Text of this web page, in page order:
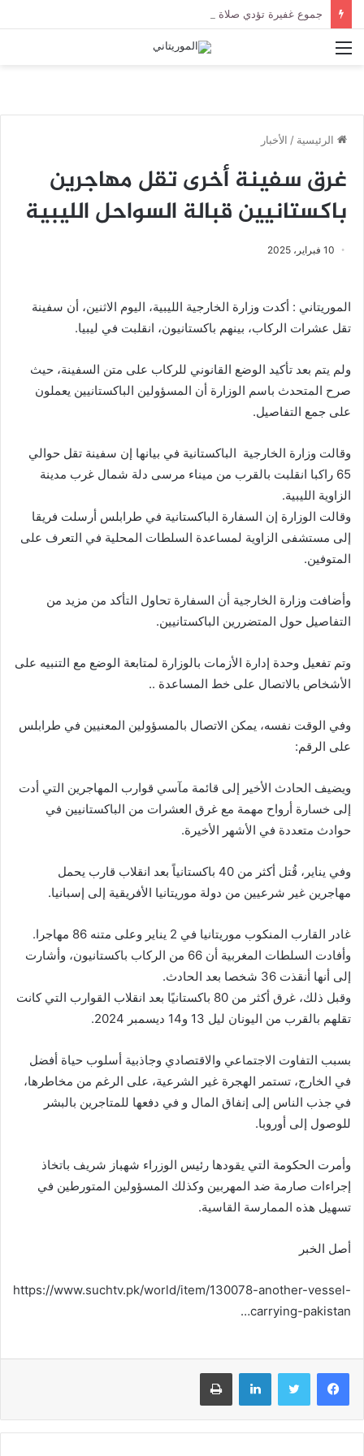
القائمة
الرئيسية / الأخبار
غرق سفينة أخرى تقل مهاجرين
باكستانيين قبالة السواحل الليبية
10 فبراير، 2025
الموريتاني : أكدت وزارة الخارجية الليبية، اليوم الاثنين، أن سفينة
تقل عشرات الركاب، بينهم باكستانيون، انقلبت في ليبيا.
ولم يتم بعد تأكيد الوضع القانوني للركاب على متن السفينة، حيث
صرح المتحدث باسم الوزارة أن المسؤولين الباكستانيين يعملون
على جمع التفاصيل.
وقالت وزارة الخارجية الباكستانية في بيانها إن سفينة تقل حوالي
65 راكبا انقلبت بالقرب من ميناء مرسى دلة شمال غرب مدينة
الزاوية الليبية.
وقالت الوزارة إن السفارة الباكستانية في طرابلس أرسلت فريقا
إلى مستشفى الزاوية لمساعدة السلطات المحلية في التعرف على
المتوفين.
وأضافت وزارة الخارجية أن السفارة تحاول التأكد من مزيد من
التفاصيل حول المتضررين الباكستانيين.
وتم تفعيل وحدة إدارة الأزمات بالوزارة لمتابعة الوضع مع التنبيه على
الأشخاص بالاتصال على خط المساعدة ..
وفي الوقت نفسه، يمكن الاتصال بالمسؤولين المعنيين في طرابلس
على الرقم:
ويضيف الحادث الأخير إلى قائمة مآسي قوارب المهاجرين التي أدت
إلى خسارة أرواح مهمة مع غرق العشرات من الباكستانيين في
حوادث متعددة في الأشهر الأخيرة.
وفي يناير، قُتل أكثر من 40 باكستانياً بعد انقلاب قارب يحمل
مهاجرين غير شرعيين من دولة موريتانيا الأفريقية إلى إسبانيا.
غادر القارب المنكوب موريتانيا في 2 يناير وعلى متنه 86 مهاجرا.
وأفادت السلطات المغربية أن 66 من الركاب باكستانيون، وأشارت
إلى أنها أنقذت 36 شخصا بعد الحادث.
وقبل ذلك، غرق أكثر من 80 باكستانيًا بعد انقلاب القوارب التي كانت
تقلهم بالقرب من اليونان ليل 13 و14 ديسمبر 2024.
بسبب التفاوت الاجتماعي والاقتصادي وجاذبية أسلوب حياة أفضل
في الخارج، تستمر الهجرة غير الشرعية، على الرغم من مخاطرها،
في جذب الناس إلى إنفاق المال و في دفعها للمتاجرين بالبشر
للوصول إلى أوروبا.
وأمرت الحكومة التي يقودها رئيس الوزراء شهباز شريف باتخاذ
إجراءات صارمة ضد المهربين وكذلك المسؤولين المتورطين في
تسهيل هذه الممارسة القاسية.
أصل الخبر
https://www.suchtv.pk/world/item/130078-another-vessel-
carrying-pakistan…
فيسبوك تويتر لينكدإن طباعة